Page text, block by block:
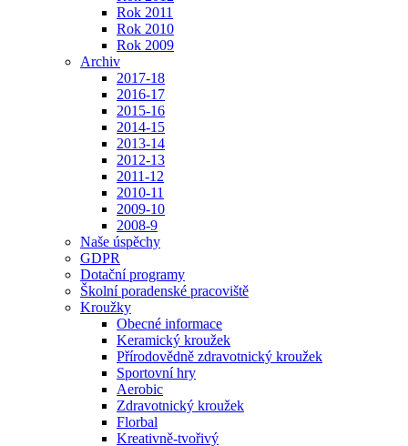
Rok 2011
Rok 2010
Rok 2009
Archiv
2017-18
2016-17
2015-16
2014-15
2013-14
2012-13
2011-12
2010-11
2009-10
2008-9
Naše úspěchy
GDPR
Dotační programy
Školní poradenské pracoviště
Kroužky
Obecné informace
Keramický kroužek
Přírodovědně zdravotnický kroužek
Sportovní hry
Aerobic
Zdravotnický kroužek
Florbal
Kreativně-tvořivý